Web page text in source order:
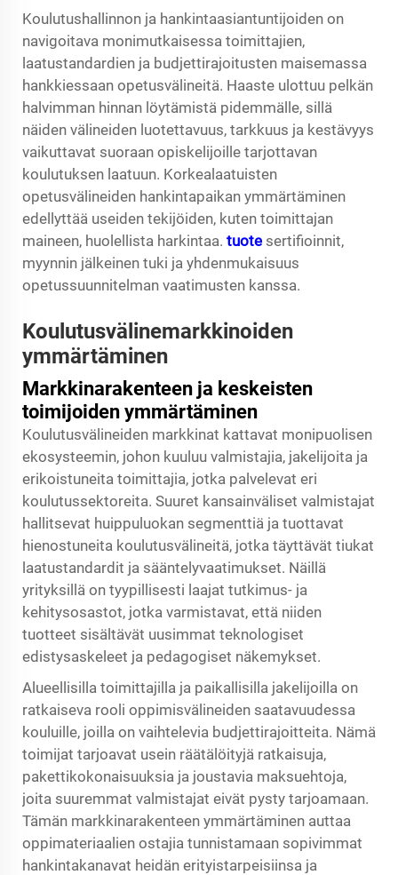
Koulutushallinnon ja hankintaasiantuntijoiden on
navigoitava monimutkaisessa toimittajien,
laatustandardien ja budjettirajoitusten maisemassa
hankkiessaan opetusvälineitä. Haaste ulottuu pelkän
halvimman hinnan löytämistä pidemmälle, sillä
näiden välineiden luotettavuus, tarkkuus ja kestävyys
vaikuttavat suoraan opiskelijoille tarjottavan
koulutuksen laatuun. Korkealaatuisten
opetusvälineiden hankintapaikan ymmärtäminen
edellyttää useiden tekijöiden, kuten toimittajan
maineen, huolellista harkintaa. tuote sertifioinnit,
myynnin jälkeinen tuki ja yhdenmukaisuus
opetussuunnitelman vaatimusten kanssa.
Koulutusvälinemarkkinoiden
ymmärtäminen
Markkinarakenteen ja keskeisten
toimijoiden ymmärtäminen
Koulutusvälineiden markkinat kattavat monipuolisen
ekosysteemin, johon kuuluu valmistajia, jakelijoita ja
erikoistuneita toimittajia, jotka palvelevat eri
koulutussektoreita. Suuret kansainväliset valmistajat
hallitsevat huippuluokan segmenttiä ja tuottavat
hienostuneita koulutusvälineitä, jotka täyttävät tiukat
laatustandardit ja sääntelyvaatimukset. Näillä
yrityksillä on tyypillisesti laajat tutkimus- ja
kehitysosastot, jotka varmistavat, että niiden
tuotteet sisältävät uusimmat teknologiset
edistysaskeleet ja pedagogiset näkemykset.
Alueellisilla toimittajilla ja paikallisilla jakelijoilla on
ratkaiseva rooli oppimisvälineiden saatavuudessa
kouluille, joilla on vaihtelevia budjettirajoitteita. Nämä
toimijat tarjoavat usein räätälöityjä ratkaisuja,
pakettikokonaisuuksia ja joustavia maksuehtoja,
joita suuremmat valmistajat eivät pysty tarjoamaan.
Tämän markkinarakenteen ymmärtäminen auttaa
oppimateriaalien ostajia tunnistamaan sopivimmat
hankintakanavat heidän erityistarpeisiinsa ja